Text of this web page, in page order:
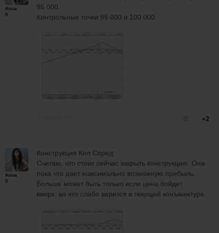
Anna
S
95 000.
Контрольные точки 95 000 и 100 000.
+2
Anna
S
Конструкция Кол Спред:
Считаю, что стоит сейчас закрыть конструкцию. Она
пока что дает максимально возможную прибыль.
Больше может быть только если цена пойдет
вверх, во что слабо верится в текущей конъюнктуре.